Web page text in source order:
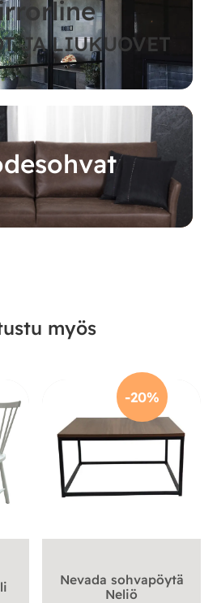
JA LIUKUOVET
myös
-20%
Nevada sohvapöytä
Neliö